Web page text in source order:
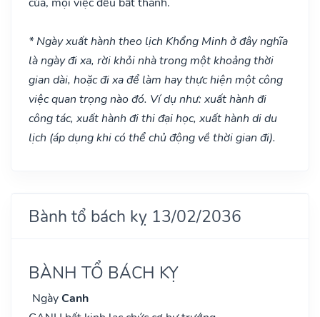
* Ngày xuất hành theo lịch Khổng Minh ở đây nghĩa
là ngày đi xa, rời khỏi nhà trong một khoảng thời
gian dài, hoặc đi xa để làm hay thực hiện một công
việc quan trọng nào đó. Ví dụ như: xuất hành đi
công tác, xuất hành đi thi đại học, xuất hành di du
lịch (áp dụng khi có thể chủ động về thời gian đi).
Bành tổ bách kỵ 13/02/2036
BÀNH TỔ BÁCH KỴ
NgàyCanh